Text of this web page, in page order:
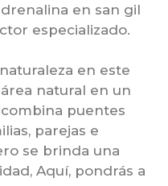
en san gil
especializado.
en este
natural en un
puentes
parejas e
se brinda una
Aquí, pondrás a